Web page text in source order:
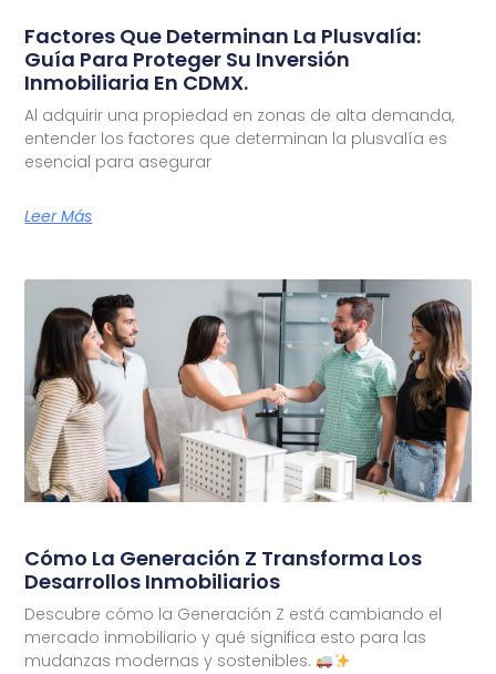
Factores Que Determinan La Plusvalía:
Guía Para Proteger Su Inversión
Inmobiliaria En CDMX.
Al adquirir una propiedad en zonas de alta demanda,
entender los factores que determinan la plusvalía es
esencial para asegurar
Leer Más
Cómo La Generación Z Transforma Los
Desarrollos Inmobiliarios
Descubre cómo la Generación Z está cambiando el
mercado inmobiliario y qué significa esto para las
mudanzas modernas y sostenibles.